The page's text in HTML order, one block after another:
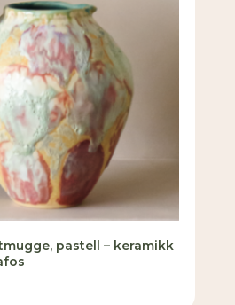
pastell – keramikk